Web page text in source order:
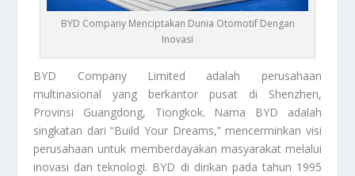
BYD Company Menciptakan Dunia Otomotif Dengan
Inovasi
BYD Company
Limited adalah perusahaan
multinasional yang berkantor pusat di Shenzhen,
Provinsi Guangdong, Tiongkok. Nama BYD adalah
singkatan dari “Build Your Dreams,” mencerminkan visi
perusahaan untuk memberdayakan masyarakat melalui
inovasi dan teknologi. BYD di dirikan pada tahun 1995